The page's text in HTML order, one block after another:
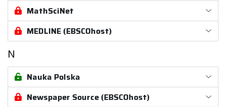
MathSciNet
MEDLINE (EBSCOhost)
N
Nauka Polska
Newspaper Source (EBSCOhost)